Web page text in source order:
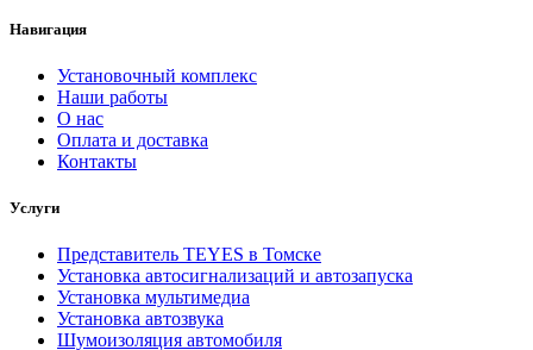
Навигация
Установочный комплекс
Наши работы
О нас
Оплата и доставка
Контакты
Услуги
Представитель TEYES в Томске
Установка автосигнализаций и автозапуска
Установка мультимедиа
Установка автозвука
Шумоизоляция автомобиля